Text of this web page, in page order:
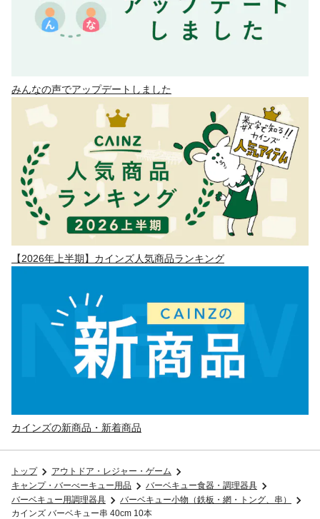
みんなの声でアップデートしました
【2026年上半期】カインズ人気商品ランキング
カインズの新商品・新着商品
トップ
アウトドア・レジャー・ゲーム
キャンプ・バーべーキュー用品
バーベキュー食器・調理器具
バーベキュー用調理器具
バーベキュー小物（鉄板・網・トング、串）
カインズ バーベキュー串 40cm 10本